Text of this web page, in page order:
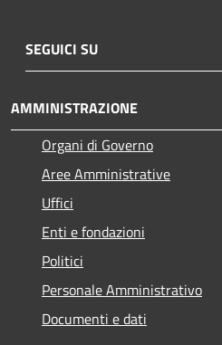
SEGUICI SU
AMMINISTRAZIONE
Organi di Governo
Aree Amministrative
Uffici
Enti e fondazioni
Politici
Personale Amministrativo
Documenti e dati